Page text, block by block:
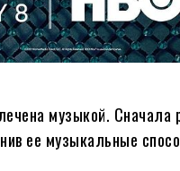
музыкой. Сначала
ее музыкальные